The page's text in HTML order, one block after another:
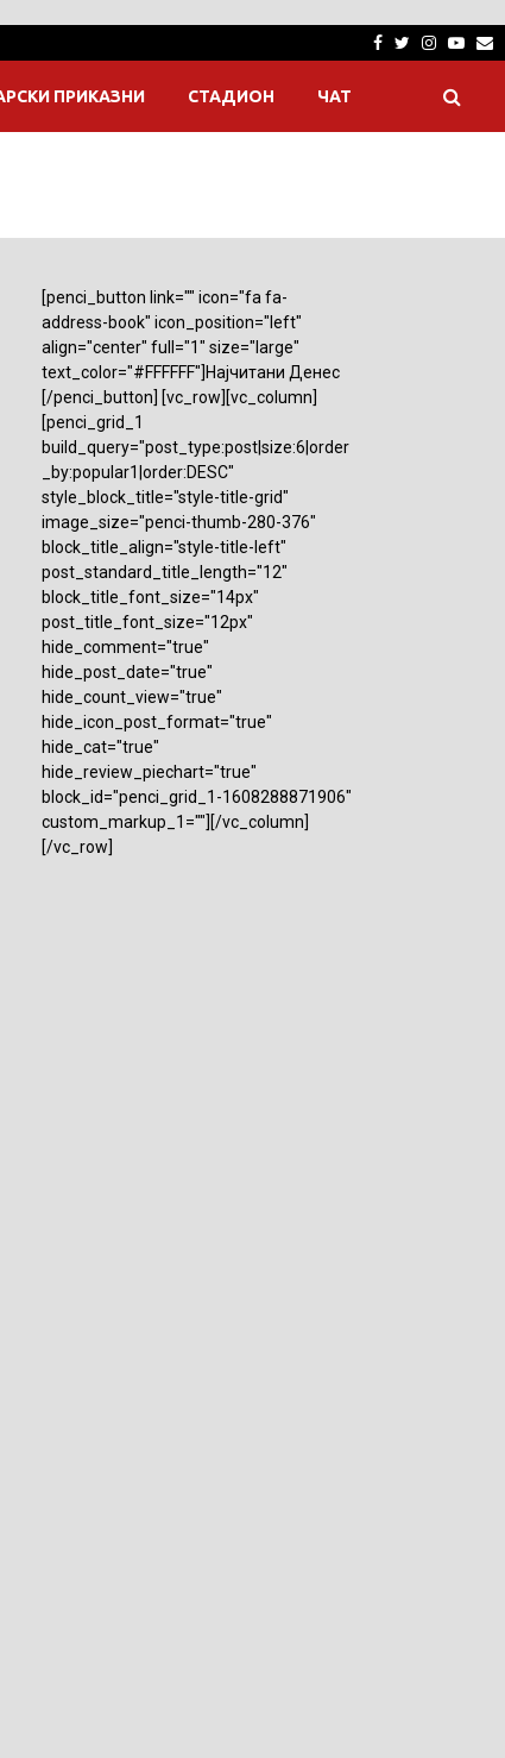
Facebook
Twitter
ПРИКАЗНИ СТАДИОН ЧАТ
[penci_button link="" icon="fa fa-
address-book" icon_position="left"
align="center" full="1" size="large"
text_color="#FFFFFF"]Најчитани Денес
[/penci_button] [vc_row][vc_column]
[penci_grid_1
build_query="post_type:post|size:6|order
_by:popular1|order:DESC"
style_block_title="style-title-grid"
image_size="penci-thumb-280-376"
block_title_align="style-title-left"
post_standard_title_length="12"
block_title_font_size="14px"
post_title_font_size="12px"
hide_comment="true"
hide_post_date="true"
hide_count_view="true"
hide_icon_post_format="true"
hide_cat="true"
hide_review_piechart="true"
block_id="penci_grid_1-1608288871906"
custom_markup_1=""][/vc_column]
[/vc_row]